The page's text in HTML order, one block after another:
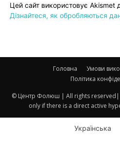
Цей сайт використовує
Дізнайтеся, як обробляються
Головна
Умови
Політика
© Центр Фолюш | All rights reserved|
only if there is a direct active
Українська